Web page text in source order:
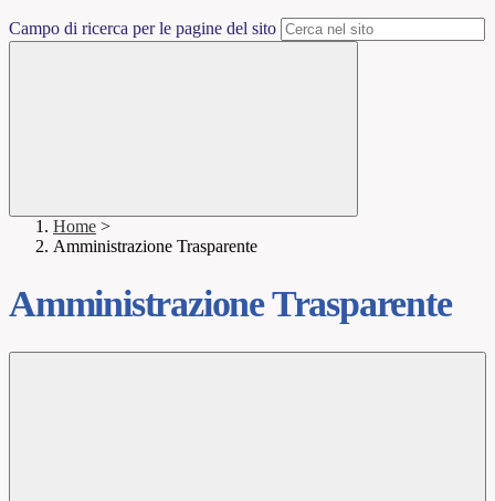
Campo di ricerca per le pagine del sito
Home >
Amministrazione Trasparente
Amministrazione Trasparente